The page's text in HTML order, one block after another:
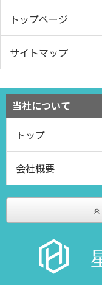
トップページ
サイトマップ
当社について
トップ
会社概要